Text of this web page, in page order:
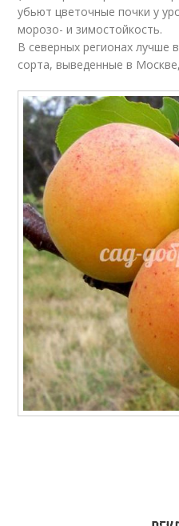
убьют цветочные почки у
морозо- и зимостойкость.
В северных регионах лучше
сорта, выведенные в